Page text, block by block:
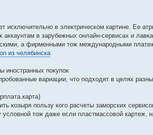
исключительно в электрическом картине. Ее
аккаунтам в зарубежных онлайн-сервисах и
а фирменными тож международными
из челябинска
иностранных покупок
вариации, что подходят в целях
козыря пользу кого расчеты заморских
тож даже если пластмассовой картеж,